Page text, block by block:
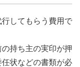
してもらう費用で
持ち主の実印が押
状などの書類が必